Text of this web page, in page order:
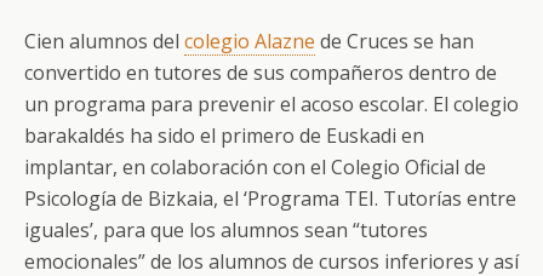
Cien alumnos del colegio Alazne de Cruces se han
convertido en tutores de sus compañeros dentro de
un programa para prevenir el acoso escolar. El colegio
barakaldés ha sido el primero de Euskadi en
implantar, en colaboración con el Colegio Oficial de
Psicología de Bizkaia, el ‘Programa TEI. Tutorías entre
iguales’, para que los alumnos sean “tutores
emocionales” de los alumnos de cursos inferiores y así